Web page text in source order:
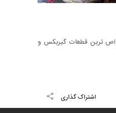
ترين قطعات گيربكس و
اشتراک گذاری